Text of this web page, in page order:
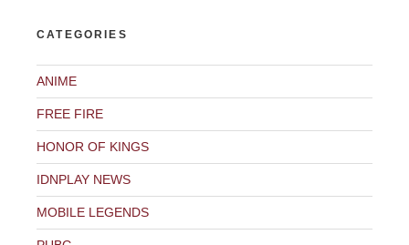
CATEGORIES
ANIME
FREE FIRE
HONOR OF KINGS
IDNPLAY NEWS
MOBILE LEGENDS